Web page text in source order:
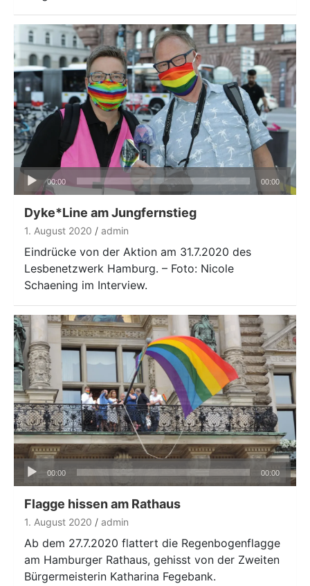
Audio-
Player
00:00 00:00
Dyke*Line am Jungfernstieg
1. August 2020 admin
Eindrücke von der Aktion am 31.7.2020 des
Lesbenetzwerk Hamburg. – Foto: Nicole
Schaening im Interview.
Audio-
Player
00:00 00:00
Flagge hissen am Rathaus
1. August 2020 admin
Ab dem 27.7.2020 flattert die Regenbogenflagge
am Hamburger Rathaus, gehisst von der Zweiten
Bürgermeisterin Katharina Fegebank.